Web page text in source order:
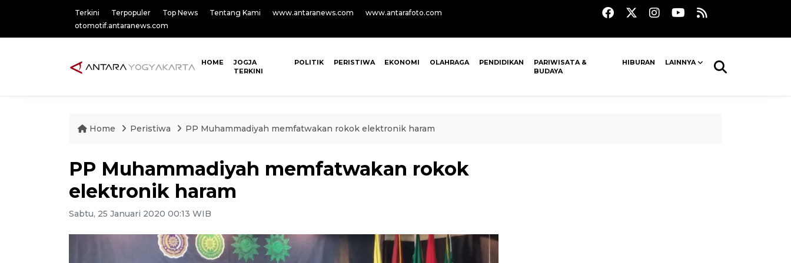
Terkini Terpopuler Top News Tentang Kami www.antaranews.com
www.antarafoto.com
otomotif.antaranews.com
HOME
JOGJA
TERKINI
POLITIK PERISTIWA EKONOMI OLAHRAGA PENDIDIKAN
PARIWISATA &
BUDAYA
HIBURAN LAINNYA
Home Peristiwa PP Muhammadiyah memfatwakan rokok elektronik haram
PP Muhammadiyah memfatwakan rokok
elektronik haram
Sabtu, 25 Januari 2020 00:13 WIB